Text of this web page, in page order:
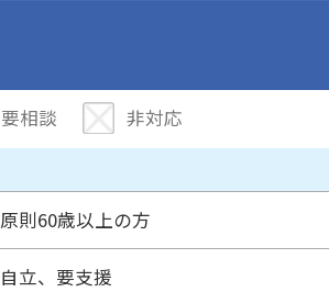
要相談
非対応
原則60歳以上の方
自立、要支援